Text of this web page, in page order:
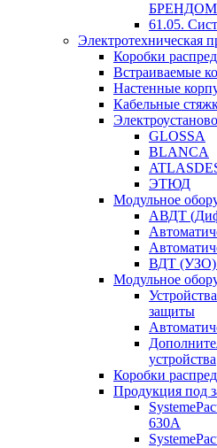
БРЕНДОМ
61.05.
Электротехническая
Коробки
Встраиваемые
Настенные
Кабельные
GLOSSA
BLANCA
ЭТЮД
Модульное
АВДТ
ВДТ (УЗО)
Модульное
защиты
устройства
Коробки
Продукция под
630A